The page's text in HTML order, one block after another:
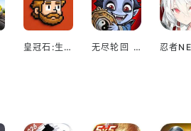
皇冠石:生存 无尽轮回 鬼域摸金